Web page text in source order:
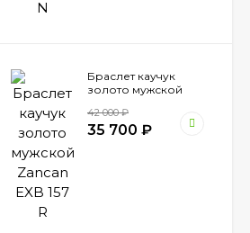
ПОД ЗАКАЗ
136 500
КУПИТЬ В 1 КЛИК
Браслет каучук
золото мужской
42 000₽
35 700 ₽